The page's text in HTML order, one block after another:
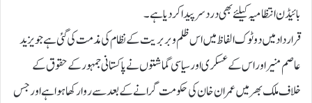
بائیڈن انتظامیہ کیلئے بھی درد سر پیدا کردیا ہے۔
قرارداد میں دو ٹوک الفاظ میں اس ظلم و بربریت کے نظام کی مذمت کی گئی ہے جو یزید
عاصم منیر اور اس کے عسکری اور سیاسی گماشتوں نے پاکستانی جمہور کے حقوق کے
خلاف ملک بھر میں عمران خان کی حکومت گرانے کے بعد سے روا رکھا ہوا ہے اور جس